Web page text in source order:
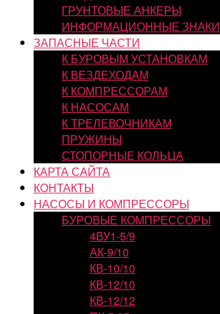
ГРУНТОВЫЕ АНКЕРЫ
ИНФОРМАЦИОННЫЕ ЗНАКИ
ЗАПАСНЫЕ ЧАСТИ
К БУРОВЫМ УСТАНОВКАМ
К ВЕЗДЕХОДАМ
К КОМПРЕССОРАМ
К НАСОСАМ
К ТРЕЛЕВОЧНИКАМ
ПРУЖИНЫ
СТОПОРНЫЕ КОЛЬЦА
КАРТА САЙТА
КОНТАКТЫ
НАСОСЫ И КОМПРЕССОРЫ
БУРОВЫЕ КОМПРЕССОРЫ
4ВУ1-5/9
АК-9/10
КВ-10/10
КВ-12/10
КВ-12/12